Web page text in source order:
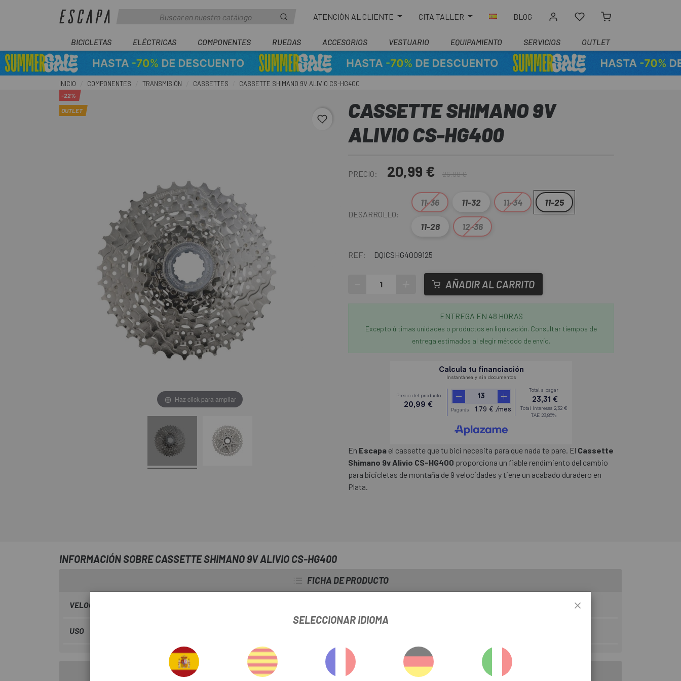
ATENCIÓN AL CLIENTE CITA TALLER BLOG
BICICLETAS ELÉCTRICAS COMPONENTES RUEDAS ACCESORIOS VESTUARIO EQUIPAMIENTO SERVICIOS OUTLET
INICIO COMPONENTES TRANSMISIÓN CASSETTES CASSETTE SHIMANO 9V ALIVIO CS-HG400
favorite_border
-22%
OUTLET
Haz click para ampliar
CASSETTE SHIMANO 9V
ALIVIO CS-HG400
PRECIO: 20,99 € 26,99 €
DESARROLLO:
11-36 11-32 11-34 11-25
11-28 12-36
REF: DQICSHG4009125
AÑADIR AL CARRITO
ENTREGA EN 48 HORAS
Excepto últimas unidades o productos en liquidación. Consultar tiempos de
entrega estimados al elegir método de envío.
En Escapa el cassette que tu bici necesita para que nada te pare. El Cassette
Shimano 9v Alivio CS-HG400 proporciona un fiable rendimiento del cambio
para bicicletas de montaña de 9 velocidades y tiene un acabado duradero en
Plata.
INFORMACIÓN SOBRE CASSETTE SHIMANO 9V ALIVIO CS-HG400
FICHA DE PRODUCTO
VELOCIDADES
USO
INFORMACIÓN DEL PRODUCTO
SELECCIONAR IDIOMA